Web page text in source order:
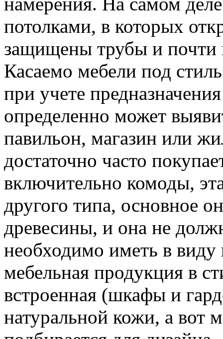
потолками, в которых
защищены трубы и почти
Касаемо мебели под
при учете
определенно может
павильон, магазин или
достаточно часто
включительно комоды,
другого типа, основное
древесины, и она не
необходимо иметь в
мебельная продукция в
встроенная (шкафы и
натуральной кожи, а вот